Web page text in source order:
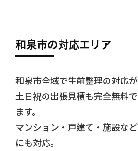
和泉市の対応エリア
和泉市全域で生前整理の対応が
土日祝の出張見積も完全無料
ます。
マンション・戸建て・施設な
にも対応。